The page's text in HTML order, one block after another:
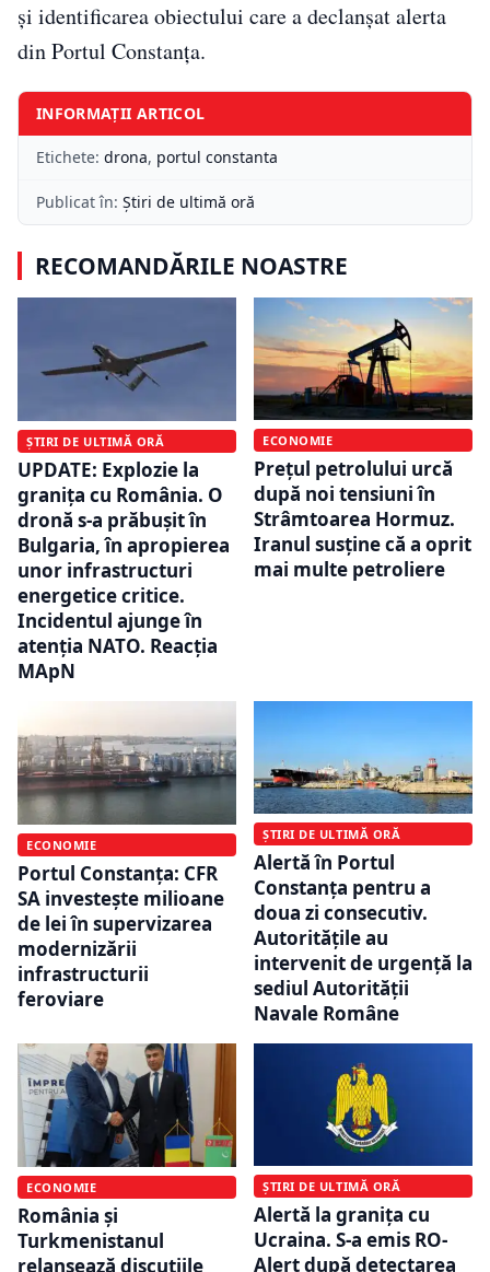
și identificarea obiectului care a declanșat alerta
din Portul Constanța.
INFORMAȚII ARTICOL
Etichete: drona, portul constanta
Publicat în: Știri de ultimă oră
RECOMANDĂRILE NOASTRE
ȘTIRI DE ULTIMĂ ORĂ
UPDATE: Explozie la
granița cu România. O
dronă s-a prăbușit în
Bulgaria, în apropierea
unor infrastructuri
energetice critice.
Incidentul ajunge în
atenția NATO. Reacția
MApN
ECONOMIE
Prețul petrolului urcă
după noi tensiuni în
Strâmtoarea Hormuz.
Iranul susține că a oprit
mai multe petroliere
ECONOMIE
Portul Constanța: CFR
SA investește milioane
de lei în supervizarea
modernizării
infrastructurii
feroviare
ȘTIRI DE ULTIMĂ ORĂ
Alertă în Portul
Constanța pentru a
doua zi consecutiv.
Autoritățile au
intervenit de urgență la
sediul Autorității
Navale Române
ECONOMIE
România și
Turkmenistanul
relansează discuțiile
ȘTIRI DE ULTIMĂ ORĂ
Alertă la granița cu
Ucraina. S-a emis RO-
Alert după detectarea